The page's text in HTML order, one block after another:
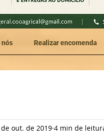
nós Realizar encomenda
de out. de 2019 4 min de